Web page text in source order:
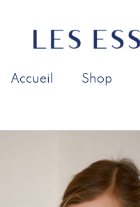
Accueil Shop